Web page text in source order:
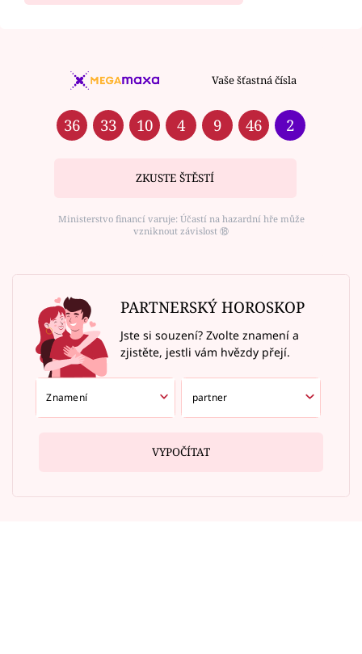
Vaše šťastná čísla
36 33 10 4 9 46 2
ZKUSTE ŠTĚSTÍ
Ministerstvo financí varuje: Účastí na hazardní hře může
vzniknout závislost ⑱
PARTNERSKÝ HOROSKOP
Jste si souzení? Zvolte znamení a
zjistěte, jestli vám hvězdy přejí.
VYPOČÍTAT